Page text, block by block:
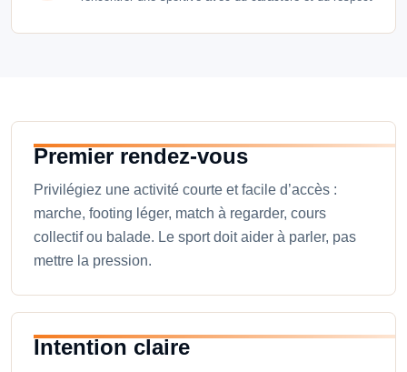
Premier rendez-vous
Privilégiez une activité courte et facile d’accès :
marche, footing léger, match à regarder, cours
collectif ou balade. Le sport doit aider à parler, pas
mettre la pression.
Intention claire